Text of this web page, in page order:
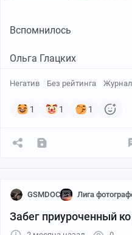
Вспомнилось
Ольга Глацких
Негатив Без рейтинга
1 1 1
GSMDOC Лига
Забег приуроченный